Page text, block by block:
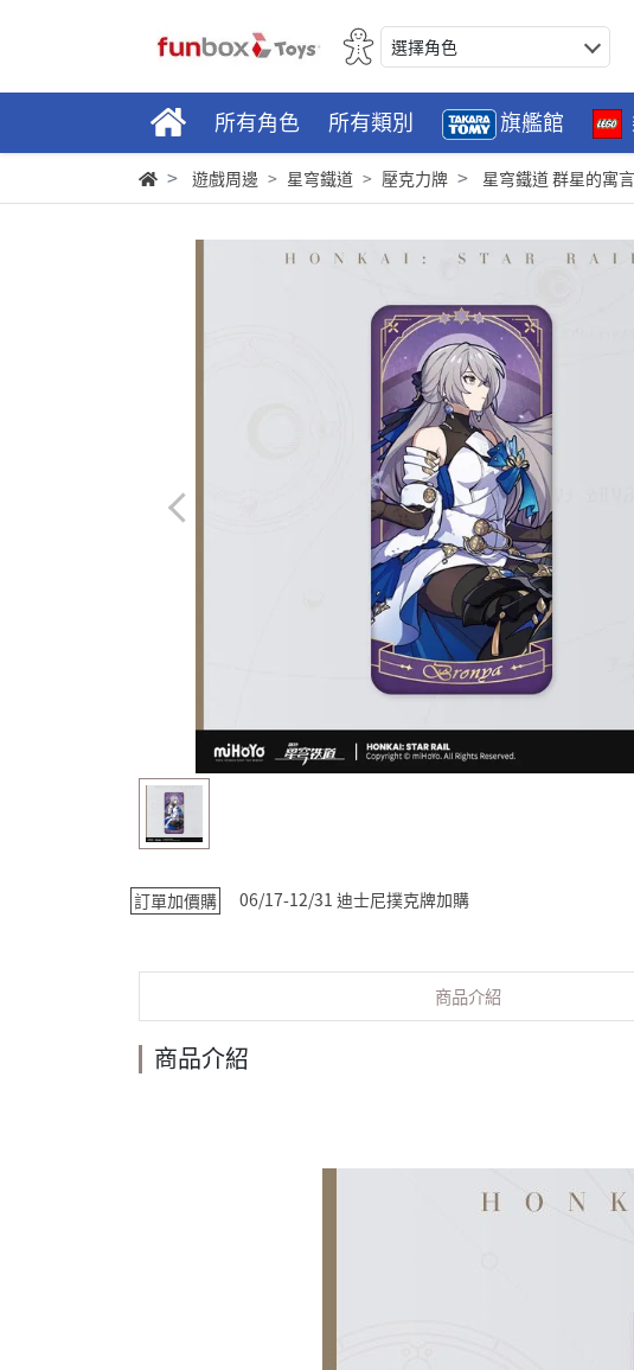
選擇角色
所有角色 所有類別 旗艦館
遊戲周邊 星穹鐵道 壓克力牌 星穹鐵道 群星的寓
訂單加價購 06/17-12/31 迪士尼撲克牌加購
商品介紹
商品介紹